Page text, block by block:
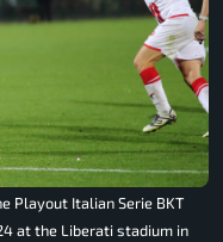
Playout Italian Serie BKT
at the Liberati stadium in